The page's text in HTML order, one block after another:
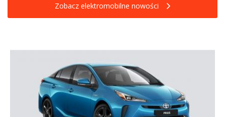
Zobacz elektromobilne nowości